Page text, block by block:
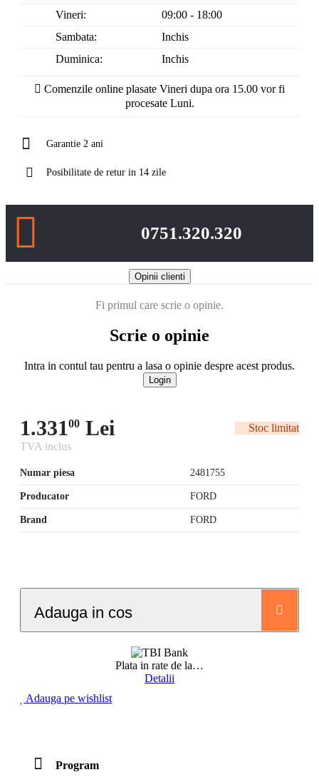
Vineri:
09:00 - 18:00
Sambata:
Inchis
Duminica:
Inchis
Comenzile online plasate Vineri dupa ora 15.00 vor fi
procesate Luni.
Garantie 2 ani
Posibilitate de retur in 14 zile
0751.320.320
Opinii clienti
Fi primul care scrie o opinie.
Scrie o opinie
Intra in contul tau pentru a lasa o opinie despre acest produs.
Login
1.33100 Lei
Stoc limitat
TVA inclus
Numar piesa 2481755
Producator FORD
Brand FORD
Adauga in cos
Plata in rate de la…
Detalii
Adauga pe wishlist
Program